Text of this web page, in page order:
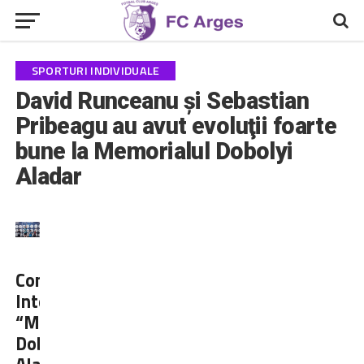
SPORTURI INDIVIDUALE
David Runceanu şi Sebastian
Pribeagu au avut evoluţii foarte
bune la Memorialul Dobolyi
Aladar
Concursul
Internațional
“Memorialul
Dobolyi